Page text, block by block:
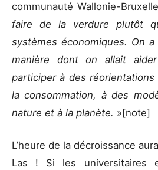
communauté Wallonie-
faire de la verdure plutôt
systèmes économiques. On
manière dont on allait
participer à des réorientations
la consommation, à des
nature et à la planète. »[note]
L’heure de la décroissance
Las ! Si les universitaires